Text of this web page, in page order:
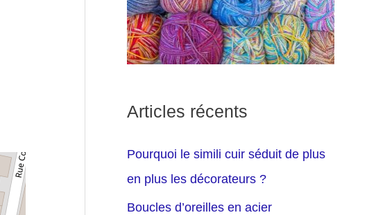
Articles récents
Pourquoi le simili cuir séduit de plus
en plus les décorateurs ?
Boucles d’oreilles en acier